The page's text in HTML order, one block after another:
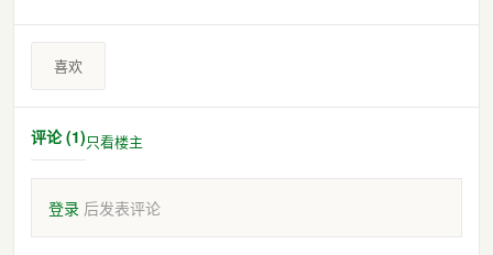
喜欢
评论 (1)只看楼主
登录 后发表评论